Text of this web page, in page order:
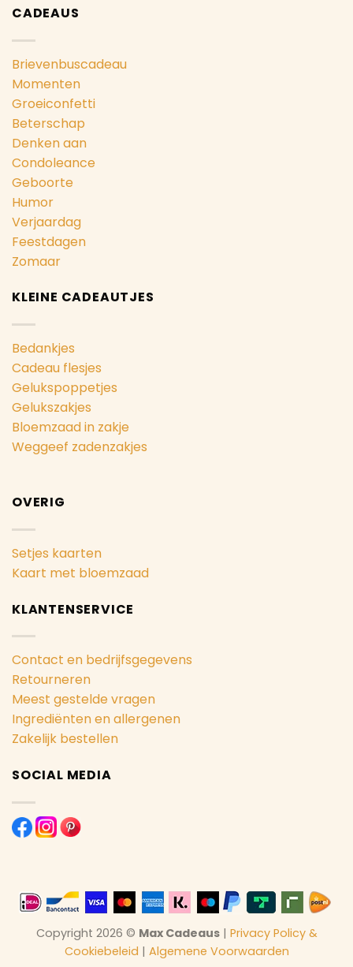
CADEAUS
Brievenbuscadeau
Momenten
Groeiconfetti
Beterschap
Denken aan
Condoleance
Geboorte
Humor
Verjaardag
Feestdagen
Zomaar
KLEINE CADEAUTJES
Bedankjes
Cadeau flesjes
Gelukspoppetjes
Gelukszakjes
Bloemzaad in zakje
Weggeef zadenzakjes
OVERIG
Setjes kaarten
Kaart met bloemzaad
KLANTENSERVICE
Contact en bedrijfsgegevens
Retourneren
Meest gestelde vragen
Ingrediënten en allergenen
Zakelijk bestellen
SOCIAL MEDIA
Copyright 2026 © Max Cadeaus| Privacy Policy &
Cookiebeleid | Algemene Voorwaarden